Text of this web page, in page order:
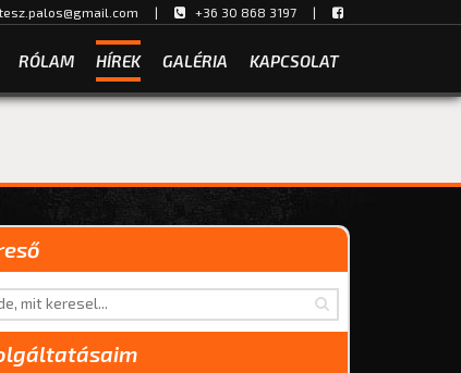
| +36 30 868 3197 |
RÓLAM HÍREK GALÉRIA KAPCSOLAT